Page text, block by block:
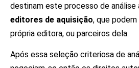
destinam este processo de análise
editores de aquisição, que
própria editora, ou parceiros dela.
Após essa seleção criteriosa de